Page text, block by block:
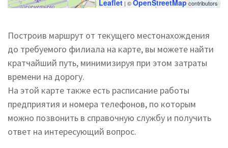
Leaflet | ©OpenStreetMapcontributors
Построив маршрут от текущего местонахождения
до требуемого филиала на карте, вы можете найти
кратчайший путь, минимизируя при этом затраты
времени на дорогу.
На этой карте также есть расписание работы
предприятия и номера телефонов, по которым
можно позвонить в справочную службу и получить
ответ на интересующий вопрос.